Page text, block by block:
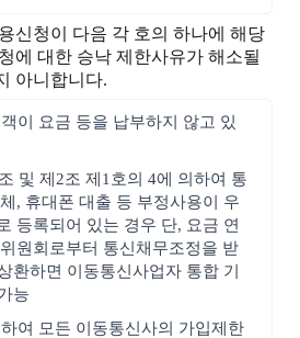
신청이 다음 각 호의 하나에 해당
에 대한 승낙 제한사유가 해소될
아니합니다.
이 요금 등을 납부하지 않고 있
및 제2조 제1호의 4에 의하여 통
, 휴대폰 대출 등 부정사용이 우
등록되어 있는 경우 단, 요금 연
원회로부터 통신채무조정을 받
환하면 이동통신사업자 통합 기
능
여 모든 이동통신사의 가입제한